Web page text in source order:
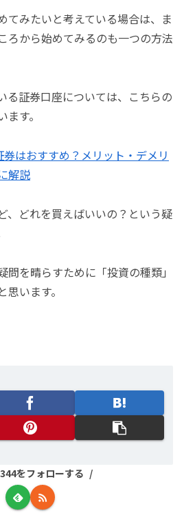
てみたいと考えている場合は、ま
ろから始めてみるのも一つの方法
る証券口座については、こちらの
す。
券はおすすめ？メリット・デメリ
解説
、どれを買えばいいの？という疑
を晴らすために「投資の種類」
います。
をフォローする